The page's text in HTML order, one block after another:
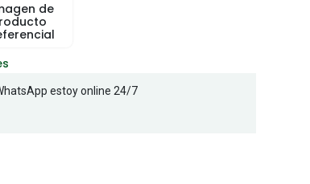
de
estoy online 24/7